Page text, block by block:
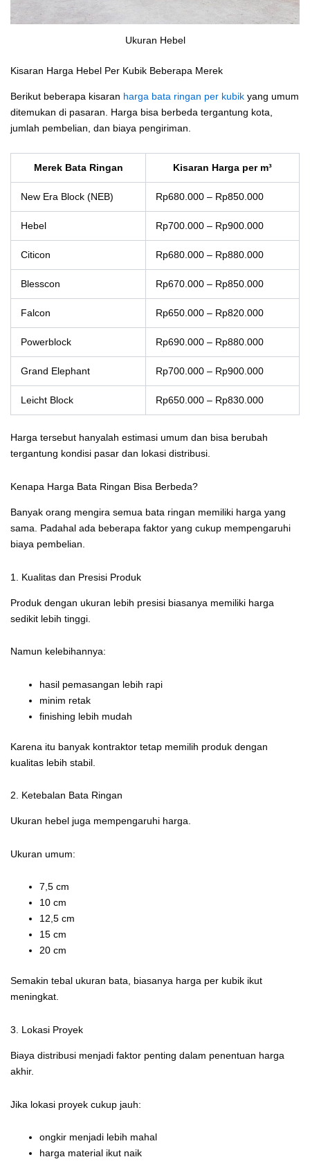
Ukuran Hebel
Kisaran Harga Hebel Per Kubik Beberapa Merek
Berikut beberapa kisaran harga bata ringan per kubik yang umum
ditemukan di pasaran. Harga bisa berbeda tergantung kota,
jumlah pembelian, dan biaya pengiriman.
Merek Bata Ringan Kisaran Harga per m³
New Era Block (NEB) Rp680.000 – Rp850.000
Hebel Rp700.000 – Rp900.000
Citicon Rp680.000 – Rp880.000
Blesscon Rp670.000 – Rp850.000
Falcon Rp650.000 – Rp820.000
Powerblock Rp690.000 – Rp880.000
Grand Elephant Rp700.000 – Rp900.000
Leicht Block Rp650.000 – Rp830.000
Harga tersebut hanyalah estimasi umum dan bisa berubah
tergantung kondisi pasar dan lokasi distribusi.
Kenapa Harga Bata Ringan Bisa Berbeda?
Banyak orang mengira semua bata ringan memiliki harga yang
sama. Padahal ada beberapa faktor yang cukup mempengaruhi
biaya pembelian.
1. Kualitas dan Presisi Produk
Produk dengan ukuran lebih presisi biasanya memiliki harga
sedikit lebih tinggi.
Namun kelebihannya:
hasil pemasangan lebih rapi
minim retak
finishing lebih mudah
Karena itu banyak kontraktor tetap memilih produk dengan
kualitas lebih stabil.
2. Ketebalan Bata Ringan
Ukuran hebel juga mempengaruhi harga.
Ukuran umum:
7,5 cm
10 cm
12,5 cm
15 cm
20 cm
Semakin tebal ukuran bata, biasanya harga per kubik ikut
meningkat.
3. Lokasi Proyek
Biaya distribusi menjadi faktor penting dalam penentuan harga
akhir.
Jika lokasi proyek cukup jauh:
ongkir menjadi lebih mahal
harga material ikut naik